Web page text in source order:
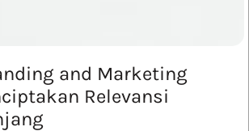
and Marketing
Relevansi